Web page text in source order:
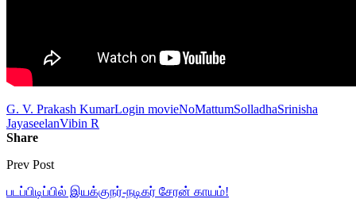
G. V. Prakash KumarLogin movieNoMattumSolladhaSrinisha
JayaseelanVibin R
Share
Prev Post
படப்பிடிப்பில் இயக்குநர்-நடிகர் சேரன் காயம்!